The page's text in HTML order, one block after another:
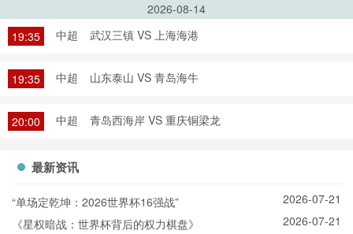
2026-08-14
19:35
中超 武汉三镇 VS 上海海港
19:35 中超 山东泰山 VS 青岛海牛
20:00 中超 青岛西海岸 VS 重庆铜梁龙
最新资讯
“单场定乾坤：2026世界杯16强战”
2026-07-21
《星权暗战：世界杯背后的权力棋盘》
2026-07-21